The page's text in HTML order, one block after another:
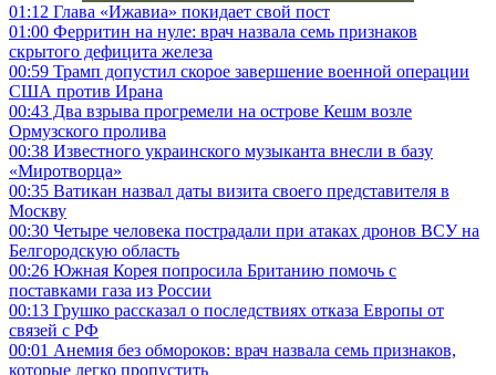
01:12 Глава «Ижавиа» покидает свой пост
01:00 Ферритин на нуле: врач назвала семь признаков
скрытого дефицита железа
00:59 Трамп допустил скорое завершение военной операции
США против Ирана
00:43 Два взрыва прогремели на острове Кешм возле
Ормузского пролива
00:38 Известного украинского музыканта внесли в базу
«Миротворца»
00:35 Ватикан назвал даты визита своего представителя в
Москву
00:30 Четыре человека пострадали при атаках дронов ВСУ на
Белгородскую область
00:26 Южная Корея попросила Британию помочь с
поставками газа из России
00:13 Грушко рассказал о последствиях отказа Европы от
связей с РФ
00:01 Анемия без обмороков: врач назвала семь признаков,
которые легко пропустить